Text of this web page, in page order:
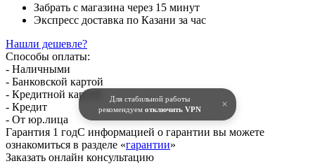
Для стабильной работы
рекомендуем отключить VPN ×
Забрать с магазина через 15 минут
Экспресс доставка по Казани за час
Нашли дешевле?
Способы оплаты:
- Наличными
- Банковской картой
- Кредитной картой
- Кредит
- От юр.лица
Гарантия 1 годС информацией о гарантии вы можете
ознакомиться в разделе «гарантии»
Заказать онлайн консультацию